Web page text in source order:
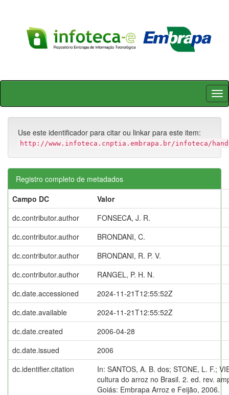
Skip
Use este identificador para citar ou linkar para este item:
http://www.infoteca.cnptia.embrapa.br/infoteca/
Registro completo de metadados
Campo DC
Valor
dc.contributor.author
FONSECA, J. R.
dc.contributor.author
BRONDANI, C.
dc.contributor.author
BRONDANI, R. P. V.
dc.contributor.author
RANGEL, P. H. N.
dc.date.accessioned
2024-11-21T12:55:52Z
dc.date.available
2024-11-21T12:55:52Z
dc.date.created
2006-04-28
dc.date.issued
2006
dc.identifier.citation
In: SANTOS, A. B. dos; STONE, L. F.;
cultura do arroz no Brasil. 2. ed. rev.
Goiás: Embrapa Arroz e Feijão, 2006.